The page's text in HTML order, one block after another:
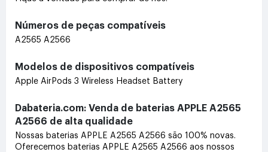
Números de peças compatíveis
A2565 A2566
Modelos de dispositivos compatíveis
Apple AirPods 3 Wireless Headset Battery
Dabateria.com: Venda de baterias APPLE A2565
A2566 de alta qualidade
Nossas baterias APPLE A2565 A2566 são 100% novas.
Oferecemos baterias APPLE A2565 A2566 aos nossos